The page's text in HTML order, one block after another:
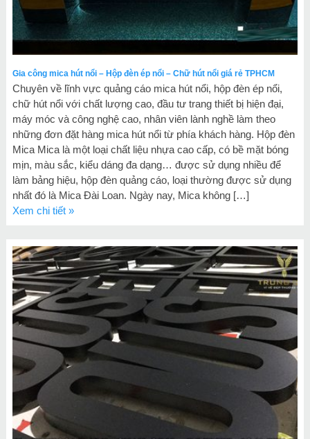
Gia công mica hút nổi – Hộp đèn ép nổi – Chữ hút nổi giá rẻ TPHCM
Chuyên về lĩnh vực quảng cáo mica hút nổi, hộp đèn ép nổi,
chữ hút nổi với chất lượng cao, đầu tư trang thiết bị hiện đại,
máy móc và công nghệ cao, nhân viên lành nghề làm theo
những đơn đặt hàng mica hút nổi từ phía khách hàng. Hộp đèn
Mica Mica là một loại chất liệu nhựa cao cấp, có bề mặt bóng
mịn, màu sắc, kiểu dáng đa dạng… được sử dụng nhiều để
làm bảng hiệu, hộp đèn quảng cáo, loại thường được sử dụng
nhất đó là Mica Đài Loan. Ngày nay, Mica không […]
Xem chi tiết »